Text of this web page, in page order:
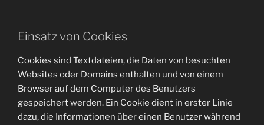
Einsatz von Cookies
Cookies sind Textdateien, die Daten von besuchten
Websites oder Domains enthalten und von einem
Browser auf dem Computer des Benutzers
gespeichert werden. Ein Cookie dient in erster Linie
dazu, die Informationen über einen Benutzer während